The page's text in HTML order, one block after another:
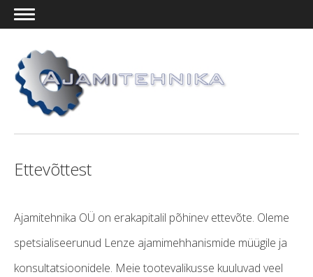
Ettevõttest
Ajamitehnika OÜ on erakapitalil põhinev ettevõte. Oleme
spetsialiseerunud Lenze ajamimehhanismide müügile ja
konsultatsioonidele. Meie tootevalikusse kuuluvad veel